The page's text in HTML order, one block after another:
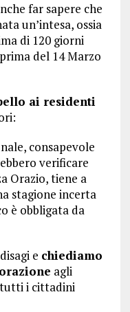
far sapere che
un’intesa, ossia
di 120 giorni
del 14 Marzo
ai residenti
consapevole
verificare
Orazio, tiene a
stagione incerta
è obbligata da
e chiediamo
agli
tutti i cittadini